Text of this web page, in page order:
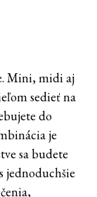
Mini, midi aj
sedieť na
do
je
sa budete
jednoduchšie